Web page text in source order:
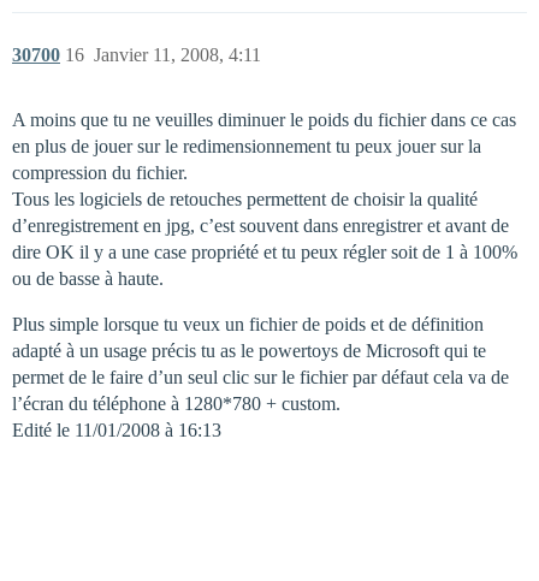
30700 Janvier 11, 2008, 4:11
16
A moins que tu ne veuilles diminuer le poids du fichier dans ce cas
en plus de jouer sur le redimensionnement tu peux jouer sur la
compression du fichier.
Tous les logiciels de retouches permettent de choisir la qualité
d’enregistrement en jpg, c’est souvent dans enregistrer et avant de
dire OK il y a une case propriété et tu peux régler soit de 1 à 100%
ou de basse à haute.
Plus simple lorsque tu veux un fichier de poids et de définition
adapté à un usage précis tu as le powertoys de Microsoft qui te
permet de le faire d’un seul clic sur le fichier par défaut cela va de
l’écran du téléphone à 1280*780 + custom.
Edité le 11/01/2008 à 16:13